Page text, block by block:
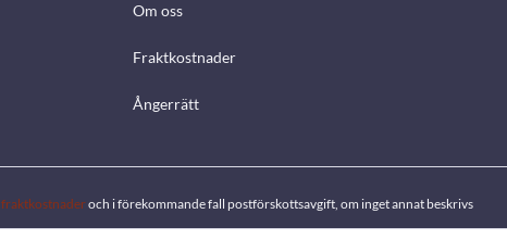
Om oss
Fraktkostnader
Ångerrätt
fraktkostnaderoch i förekommande fall postförskottsavgift, om inget annat beskrivs